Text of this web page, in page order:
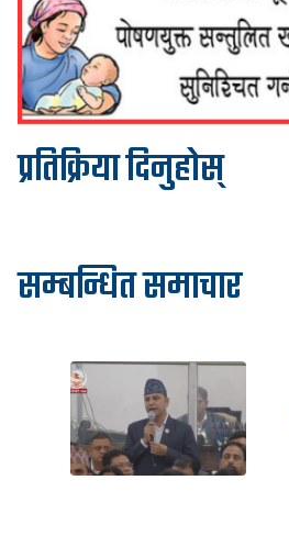
प्रतिक्रिया दिनुहोस्
सम्बन्धित समाचार